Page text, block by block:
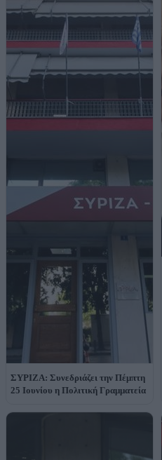
ΣΥΡΙΖΑ: Συνεδριάζει την Πέμπτη
25 Ιουνίου η Πολιτική Γραμματεία